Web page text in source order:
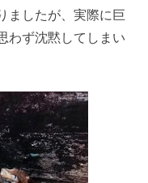
ましたが、実際に巨
わず沈黙してしまい